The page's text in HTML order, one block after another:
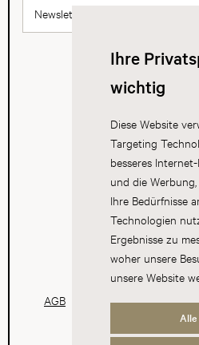
Ihre
wichtig
Diese Website
Targeting
besseres
und die Werbung,
Ihre Bedürfnisse
Technologien
Ergebnisse zu
woher unsere
unsere Website
Alle
Newsletter abonnieren
AGB Datenschutz